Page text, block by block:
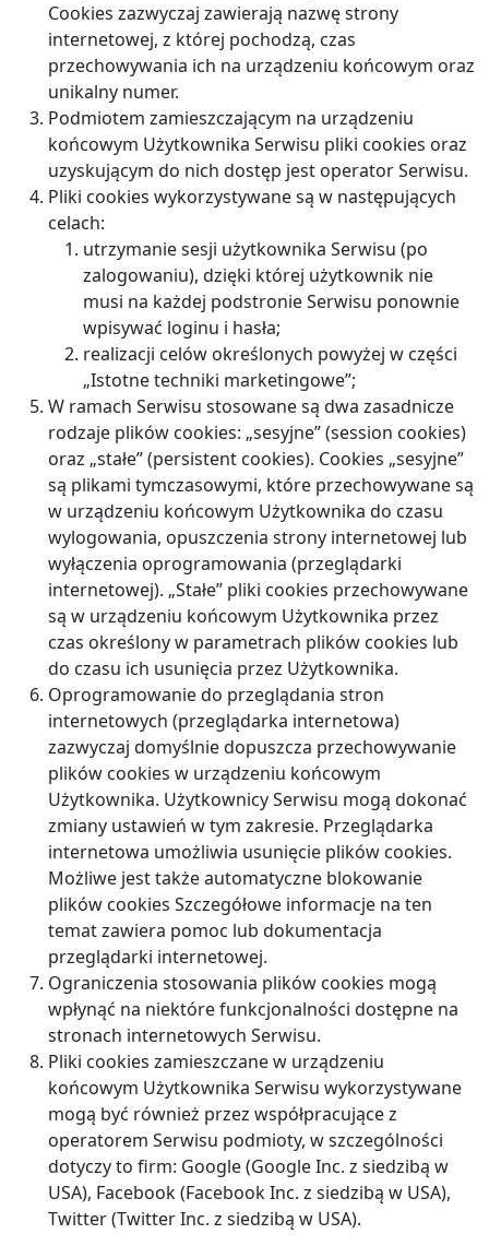
Cookies zazwyczaj zawierają nazwę strony
internetowej, z której pochodzą, czas
przechowywania ich na urządzeniu końcowym oraz
unikalny numer.
Podmiotem zamieszczającym na urządzeniu
końcowym Użytkownika Serwisu pliki cookies oraz
uzyskującym do nich dostęp jest operator Serwisu.
Pliki cookies wykorzystywane są w następujących
celach:
utrzymanie sesji użytkownika Serwisu (po
zalogowaniu), dzięki której użytkownik nie
musi na każdej podstronie Serwisu ponownie
wpisywać loginu i hasła;
realizacji celów określonych powyżej w części
„Istotne techniki marketingowe”;
W ramach Serwisu stosowane są dwa zasadnicze
rodzaje plików cookies: „sesyjne” (session cookies)
oraz „stałe” (persistent cookies). Cookies „sesyjne”
są plikami tymczasowymi, które przechowywane są
w urządzeniu końcowym Użytkownika do czasu
wylogowania, opuszczenia strony internetowej lub
wyłączenia oprogramowania (przeglądarki
internetowej). „Stałe” pliki cookies przechowywane
są w urządzeniu końcowym Użytkownika przez
czas określony w parametrach plików cookies lub
do czasu ich usunięcia przez Użytkownika.
Oprogramowanie do przeglądania stron
internetowych (przeglądarka internetowa)
zazwyczaj domyślnie dopuszcza przechowywanie
plików cookies w urządzeniu końcowym
Użytkownika. Użytkownicy Serwisu mogą dokonać
zmiany ustawień w tym zakresie. Przeglądarka
internetowa umożliwia usunięcie plików cookies.
Możliwe jest także automatyczne blokowanie
plików cookies Szczegółowe informacje na ten
temat zawiera pomoc lub dokumentacja
przeglądarki internetowej.
Ograniczenia stosowania plików cookies mogą
wpłynąć na niektóre funkcjonalności dostępne na
stronach internetowych Serwisu.
Pliki cookies zamieszczane w urządzeniu
końcowym Użytkownika Serwisu wykorzystywane
mogą być również przez współpracujące z
operatorem Serwisu podmioty, w szczególności
dotyczy to firm: Google (Google Inc. z siedzibą w
USA), Facebook (Facebook Inc. z siedzibą w USA),
Twitter (Twitter Inc. z siedzibą w USA).